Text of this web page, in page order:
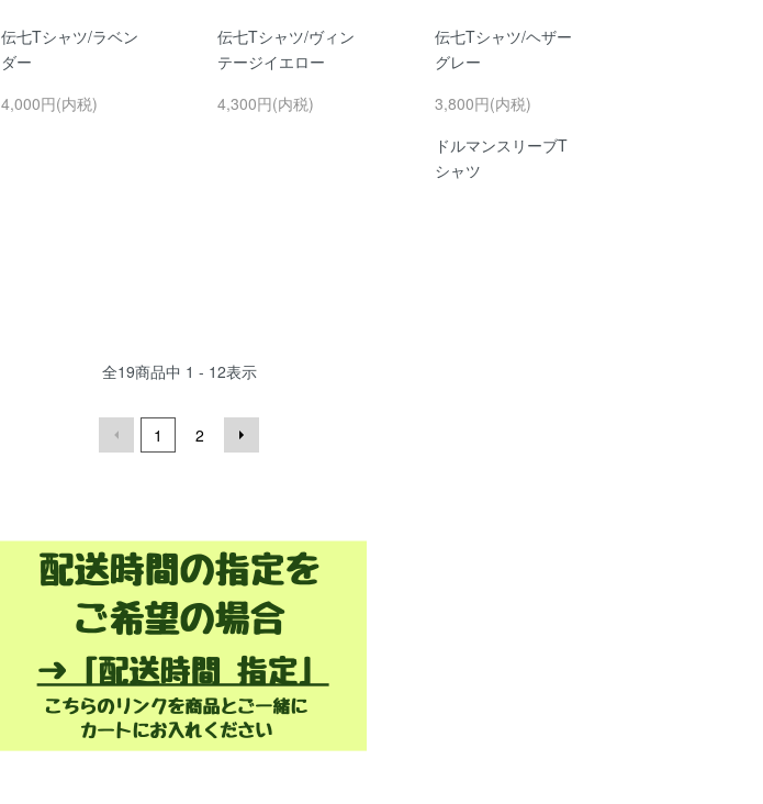
伝七Tシャツ/ラベン
ダー
4,000円(内税)
伝七Tシャツ/ヴィン
テージイエロー
4,300円(内税)
伝七Tシャツ/ヘザー
グレー
3,800円(内税)
ドルマンスリーブT
シャツ
全19商品中 1 - 12表示
1 2